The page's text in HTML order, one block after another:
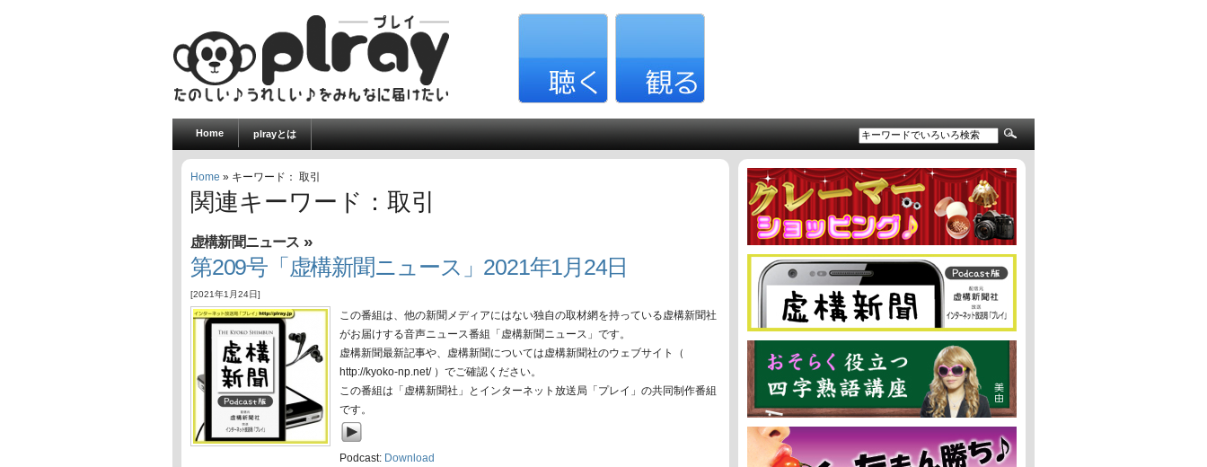
Home plrayとは
Home » キーワード： 取引
関連キーワード：取引
虚構新聞ニュース »
第209号「虚構新聞ニュース」2021年1月24日
[2021年1月24日]
この番組は、他の新聞メディアにはない独自の取材網を持っている虚構新聞社
がお届けする音声ニュース番組「虚構新聞ニュース」です。
虚構新聞最新記事や、虚構新聞については虚構新聞社のウェブサイト（
http://kyoko-np.net/ ）でご確認ください。
この番組は「虚構新聞社」とインターネット放送局「プレイ」の共同制作番組
です。
Podcast: Download